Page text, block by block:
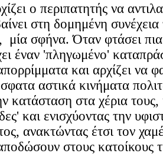
ο περιπατητής να
στη δομημένη
μία σφήνα. Όταν φτάσει
έναν 'πληγωμένο'
και αρχίζει να
αστικά κινήματα
κατάσταση στα χέρια τους,
και ενισχύοντας την
ανακτώντας έτσι τον
στους κατοίκους